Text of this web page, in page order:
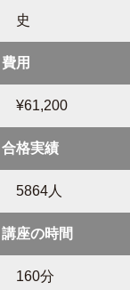
史
費用
¥61,200
合格実績
5864人
講座の時間
160分